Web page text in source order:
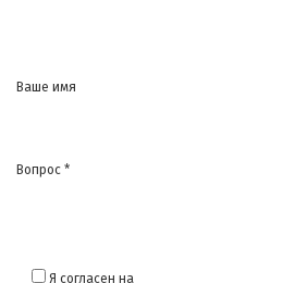
Ваше имя
Вопрос *
Я согласен на